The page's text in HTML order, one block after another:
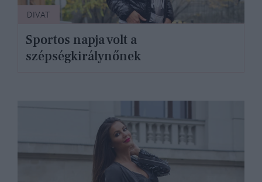
DIVAT
Sportos napja volt a
szépségkirálynőnek